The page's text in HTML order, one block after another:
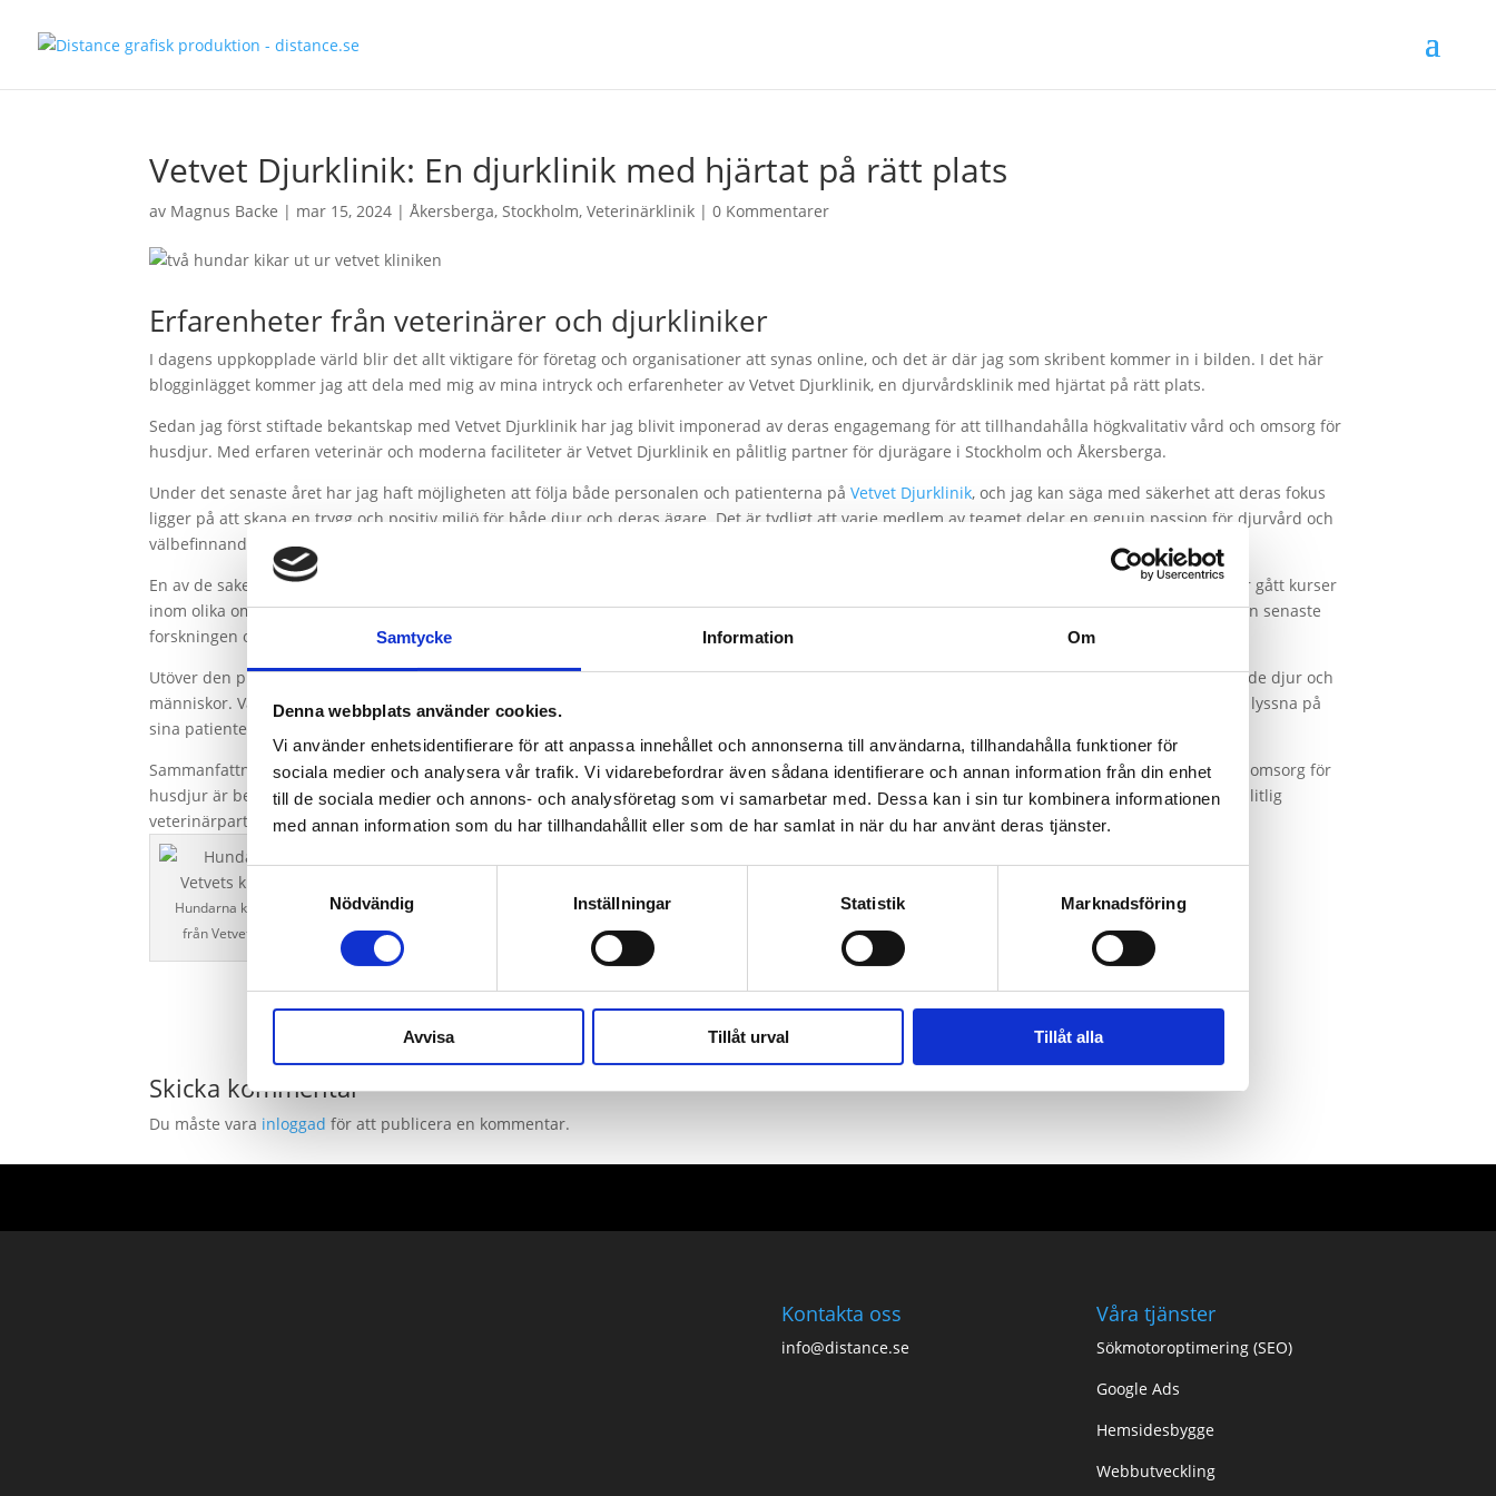
Samtycke Information Om
Denna webbplats använder cookies.
Vi använder enhetsidentifierare för att anpassa innehållet och annonserna till användarna, tillhandahålla funktioner för
sociala medier och analysera vår trafik. Vi vidarebefordrar även sådana identifierare och annan information från din enhet
till de sociala medier och annons- och analysföretag som vi samarbetar med. Dessa kan i sin tur kombinera informationen
med annan information som du har tillhandahållit eller som de har samlat in när du har använt deras tjänster.
Nödvändig
Inställningar Statistik Marknadsföring
Avvisa Tillåt urval Tillåt alla
Vetvet Djurklinik: En djurklinik med hjärtat på rätt plats
av Magnus Backe | mar 15, 2024 |Åkersberga,Stockholm,Veterinärklinik |0 Kommentarer
Erfarenheter från veterinärer och djurkliniker
I dagens uppkopplade värld blir det allt viktigare för företag och organisationer att synas online, och det är där jag som skribent kommer in i bilden. I det här
blogginlägget kommer jag att dela med mig av mina intryck och erfarenheter av Vetvet Djurklinik, en djurvårdsklinik med hjärtat på rätt plats.
Sedan jag först stiftade bekantskap med Vetvet Djurklinik har jag blivit imponerad av deras engagemang för att tillhandahålla högkvalitativ vård och omsorg för
husdjur. Med erfaren veterinär och moderna faciliteter är Vetvet Djurklinik en pålitlig partner för djurägare i Stockholm och Åkersberga.
Under det senaste året har jag haft möjligheten att följa både personalen och patienterna påVetvet Djurklinik, och jag kan säga med säkerhet att deras fokus
ligger på att skapa en trygg och positiv miljö för både djur och deras ägare. Det är tydligt att varje medlem av teamet delar en genuin passion för djurvård och
välbefinnande.
En av de saker som imponerade mig mest var Vetvet Djurkliniks engagemang för kontinuerlig utbildning och utveckling. Veterinären på kliniken har gått kurser
inom olika områden av djurvård, inklusive odontologi, kirurgi, anestesi och mer. Detta visar deras strävan efter att ligga i framkant när det gäller den senaste
forskningen och tekniken inom veterinärmedicin.
Utöver den professionella vård och omsorg som erbjuds på kliniken, uppskattar jag även deras dedikation till att skapa en positiv upplevelse för både djur och
människor. Varje besök på Vetvet Djurklinik känns personligt och välkomnande, och det är uppenbart att varje medlem av personalen tar sig tid att lyssna på
sina patienters behov och bekymmer.
Sammanfattningsvis har mina upplevelser med Vetvet Djurklinik varit mycket positiva. Deras dedikation till att tillhandahålla högkvalitativ vård och omsorg för
husdjur är beundransvärd, och jag är tacksam för det arbete de gör för att främja djurhälsa och välbefinnande i samhället. Om du letar efter en pålitlig
veterinärpartner för ditt husdjur i Stockholm eller Åkersberga, kan jag varmt rekommenderaVetvet Djurklinik.
Hundarna kikar ut genom fönstret
från Vetvets klinik i Åkersberga.
Skicka kommentar
Du måste vara inloggad för att publicera en kommentar.
Kontakta oss
info@distance.se
Våra tjänster
Sökmotoroptimering (SEO)
Google Ads
Hemsidesbygge
Webbutveckling